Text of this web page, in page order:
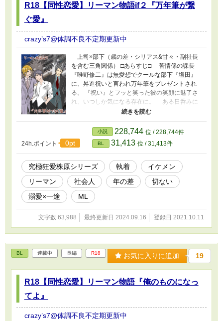
R18【同性恋愛】リーマン物語if２『万年筆が繋
ぐ愛』
crazy’s7@体調不良不定期更新中
上司×部下（歳の差・シリアス&甘々・副社長
を含む三角関係） □あらすじ□ 苦情係の課長
『唯野修二』は無愛想でクールな部下『塩田』
に、昇進祝いと言われ万年筆をプレゼントされ
る。 『祝い』とフッと笑った彼の笑顔に魅了さ
れ、いつしか気になる存在に。 ある日呑みに
誘った先で既婚者であること告げず、酒に酔っ
た勢いで付き合おうといってしまう。 めでた
く付き合えたものの、嘘をついたまま。 本当
のことを言えず、泥沼へ。 妻に離婚を切り出
すも、子供が成人するまでは無理だと突っぱね
られてしまう。そんなおり課長の既婚を知った
塩田は、自分が遊ばれているだけだと思い込
む。そこに入社当時から塩田を気に入っていた
皇副社長に声をかけられ、体の関係になってし
まい───?! 泥沼の三角関係が織り成す、大人
の恋の行方とは。 【R18】究極狂愛♡株原・
リーマン物語 『俺のものになってよ』 リー
マン物語IF２ 二話の四の過去の話から派生
する、課長×塩田編
24h.ポイント 0pt
小説 228,744 位 / 228,744件
BL 31,413 位 / 31,413件
究極狂愛株原シリーズ 執着
イケメン
リーマン
社会人 年の差
切ない
溺愛×一途
ML
文字数 63,988 最終更新日 2024.09.16 登録日 2021.10.11
BL 連載中 長編 R18 お気に入りに追加 19
R18【同性恋愛】リーマン物語『俺のものになっ
てよ』
crazy’s7@体調不良不定期更新中